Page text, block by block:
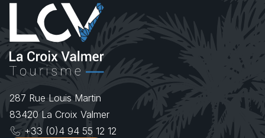
287 Rue Louis Martin
83420 La Croix Valmer
+33 (0)4 94 55 12 12